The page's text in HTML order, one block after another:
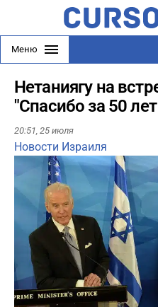
Меню
Нетаниягу на
"Спасибо за 50
20:51, 25 июля
Новости Израиля